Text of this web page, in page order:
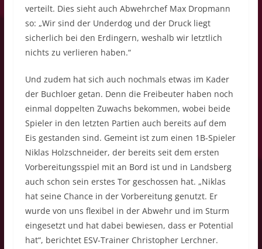
verteilt. Dies sieht auch Abwehrchef Max Dropmann
so: „Wir sind der Underdog und der Druck liegt
sicherlich bei den Erdingern, weshalb wir letztlich
nichts zu verlieren haben.“
Und zudem hat sich auch nochmals etwas im Kader
der Buchloer getan. Denn die Freibeuter haben noch
einmal doppelten Zuwachs bekommen, wobei beide
Spieler in den letzten Partien auch bereits auf dem
Eis gestanden sind. Gemeint ist zum einen 1B-Spieler
Niklas Holzschneider, der bereits seit dem ersten
Vorbereitungsspiel mit an Bord ist und in Landsberg
auch schon sein erstes Tor geschossen hat. „Niklas
hat seine Chance in der Vorbereitung genutzt. Er
wurde von uns flexibel in der Abwehr und im Sturm
eingesetzt und hat dabei bewiesen, dass er Potential
hat“, berichtet ESV-Trainer Christopher Lerchner.